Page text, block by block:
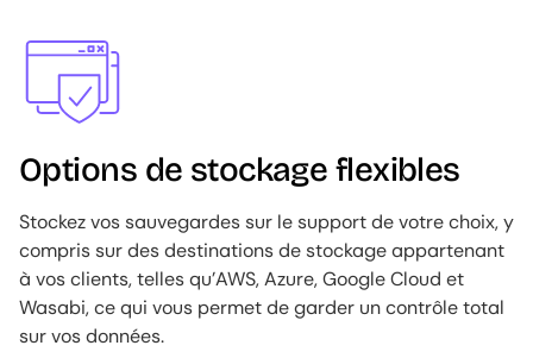
Image
Options de stockage flexibles
Stockez vos sauvegardes sur le support de votre choix, y
compris sur des destinations de stockage appartenant
à vos clients, telles qu’AWS, Azure, Google Cloud et
Wasabi, ce qui vous permet de garder un contrôle total
sur vos données.